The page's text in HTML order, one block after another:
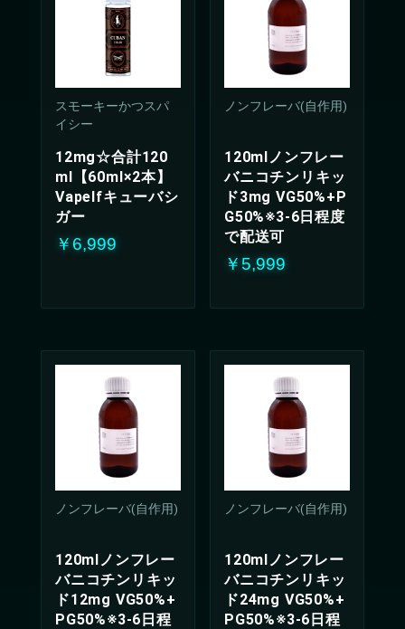
お買い物を続ける カートへ進む
スモーキーかつスパ
イシー
12mg☆合計120
ml【60ml×2本】
Vapelfキューバシ
ガー
￥6,999
ノンフレーバ(自作用)
120mlノンフレー
バニコチンリキッ
ド3mg VG50%+P
G50%※3-6日程度
で配送可
￥5,999
ノンフレーバ(自作用)
120mlノンフレー
バニコチンリキッ
ド12mg VG50%+
PG50%※3-6日程
ノンフレーバ(自作用)
120mlノンフレー
バニコチンリキッ
ド24mg VG50%+
PG50%※3-6日程